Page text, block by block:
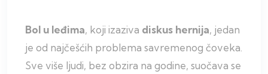
Bol u leđima, koji izaziva diskus hernija, jedan
je od najčešćih problema savremenog čoveka.
Sve više ljudi, bez obzira na godine, suočava se